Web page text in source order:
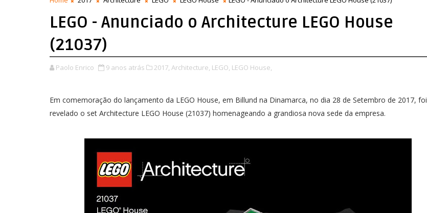
LEGO - Anunciado o Architecture LEGO House
(21037)
Paolo Enrico 9 anos atrás 2017, Architecture, LEGO, LEGO House,
Em comemoração do lançamento da LEGO House, em Billund na Dinamarca, no dia 28 de Setembro de 2017, foi
revelado o set Architecture LEGO House (21037) homenageando a grandiosa nova sede da empresa.